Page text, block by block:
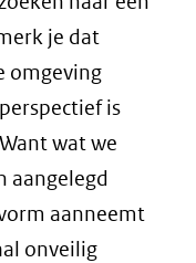
je dat
omgeving
is
wat we
aangelegd
aanneemt
onveilig